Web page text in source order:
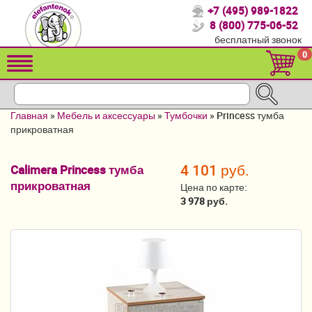
Спасибо, что выбрали нас!
Распродажа!
Детские коляски
Кроватки для новорожденных
Конверты, муфты
Постельные принадлежности
+7 (495) 989-1822
8 (800) 775-06-52
бесплатный звонок
0
Главная » Мебель и аксессуары »Тумбочки » Princess тумба
прикроватная
Calimera Princess тумба
прикроватная
4 101 руб.
Цена по карте:
3 978 руб.